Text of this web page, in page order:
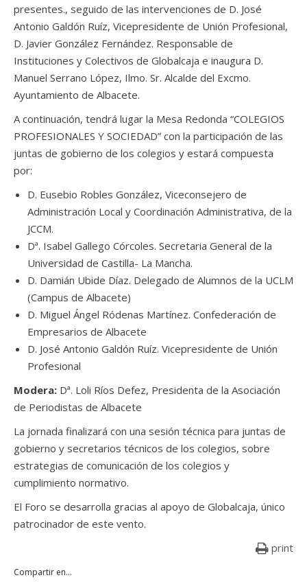
presentes., seguido de las intervenciones de D. José
Antonio Galdón Ruíz, Vicepresidente de Unión Profesional,
D. Javier González Fernández. Responsable de
Instituciones y Colectivos de Globalcaja e inaugura D.
Manuel Serrano López, Ilmo. Sr. Alcalde del Excmo.
Ayuntamiento de Albacete.
A continuación, tendrá lugar la Mesa Redonda “COLEGIOS
PROFESIONALES Y SOCIEDAD” con la participación de las
juntas de gobierno de los colegios y estará compuesta
por:
D. Eusebio Robles González, Viceconsejero de
Administración Local y Coordinación Administrativa, de la
JCCM.
Dª. Isabel Gallego Córcoles. Secretaria General de la
Universidad de Castilla- La Mancha.
D. Damián Ubide Díaz. Delegado de Alumnos de la UCLM
(Campus de Albacete)
D. Miguel Ángel Ródenas Martínez. Confederación de
Empresarios de Albacete
D. José Antonio Galdón Ruíz. Vicepresidente de Unión
Profesional
Modera: Dª. Loli Ríos Defez, Presidenta de la Asociación
de Periodistas de Albacete
La jornada finalizará con una sesión técnica para juntas de
gobierno y secretarios técnicos de los colegios, sobre
estrategias de comunicación de los colegios y
cumplimiento normativo.
El Foro se desarrolla gracias al apoyo de Globalcaja, único
patrocinador de este vento.
print
Compartir en...